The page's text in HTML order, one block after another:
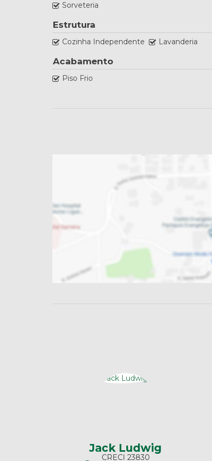
Sorveteria
Estrutura
Cozinha Independente Lavanderia
Acabamento
Piso Frio
Jack Ludwig
CRECI 23830